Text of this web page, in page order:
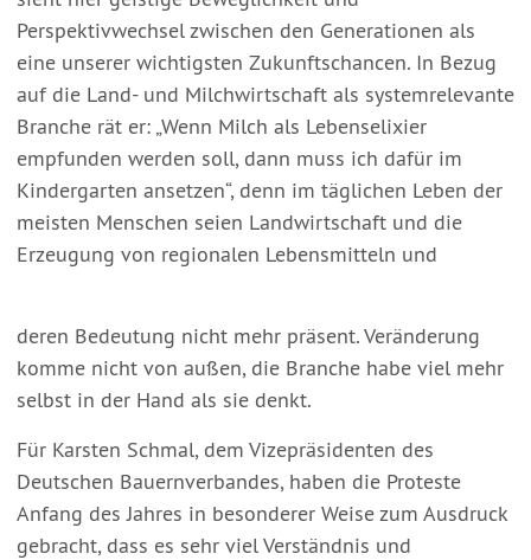
Perspektivwechsel zwischen den Generationen als
eine unserer wichtigsten Zukunftschancen. In Bezug
auf die Land- und Milchwirtschaft als systemrelevante
Branche rät er: „Wenn Milch als Lebenselixier
empfunden werden soll, dann muss ich dafür im
Kindergarten ansetzen“, denn im täglichen Leben der
meisten Menschen seien Landwirtschaft und die
Erzeugung von regionalen Lebensmitteln und
deren Bedeutung nicht mehr präsent. Veränderung
komme nicht von außen, die Branche habe viel mehr
selbst in der Hand als sie denkt.
Für Karsten Schmal, dem Vizepräsidenten des
Deutschen Bauernverbandes, haben die Proteste
Anfang des Jahres in besonderer Weise zum Ausdruck
gebracht, dass es sehr viel Verständnis und